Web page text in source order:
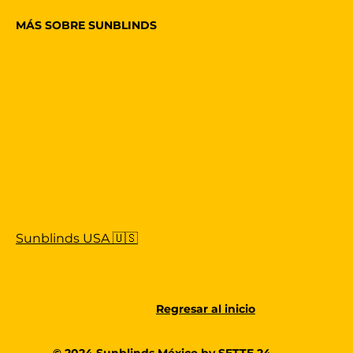
MÁS SOBRE SUNBLINDS
Sunblinds USA 🇺🇸
Regresar al inicio